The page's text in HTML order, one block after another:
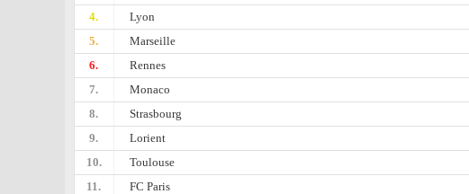
4.
Lyon
5.
Marseille
6.
Rennes
7.
Monaco
8.
Strasbourg
9.
Lorient
10.
Toulouse
11.
FC Paris